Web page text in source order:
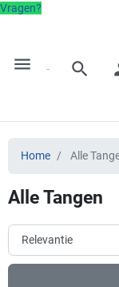
Vragen?
menu search
Home Alle
Alle Tangen